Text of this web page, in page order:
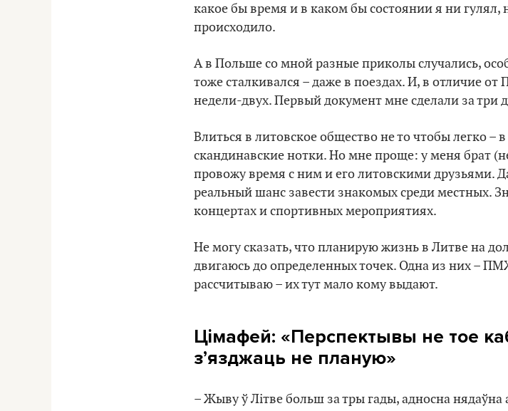
какое бы время и в каком бы состоянии я ни
происходило.
А в Польше со мной разные приколы случались,
тоже сталкивался – даже в поездах. И, в отличие
недели-двух. Первый документ мне сделали за три
Влиться в литовское общество не то чтобы легко –
скандинавские нотки. Но мне проще: у меня брат
провожу время с ним и его литовскими друзьями.
реальный шанс завести знакомых среди местных.
концертах и спортивных мероприятиях.
Не могу сказать, что планирую жизнь в Литве на
двигаюсь до определенных точек. Одна из них –
рассчитываю – их тут мало кому выдают.
Цімафей: «Перспектывы не тое
з’язджаць не планую»
– Жыву ў Літве больш за тры гады, адносна